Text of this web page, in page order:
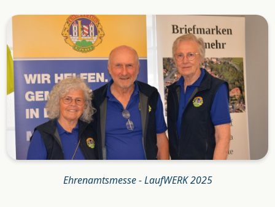
Ehrenamtsmesse - LaufWERK 2025